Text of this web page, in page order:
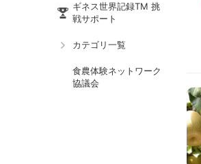
ギネス世界記録TM 挑
戦サポート
カテゴリ一覧
食農体験ネットワーク
協議会